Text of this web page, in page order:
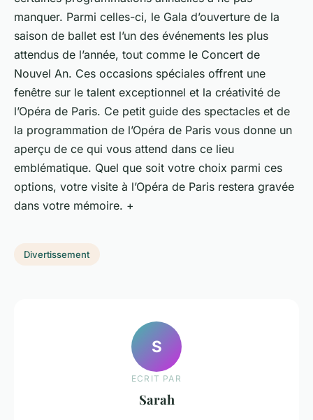
manquer. Parmi celles-ci, le Gala d’ouverture de la
saison de ballet est l’un des événements les plus
attendus de l’année, tout comme le Concert de
Nouvel An. Ces occasions spéciales offrent une
fenêtre sur le talent exceptionnel et la créativité de
l’Opéra de Paris. Ce petit guide des spectacles et de
la programmation de l’Opéra de Paris vous donne un
aperçu de ce qui vous attend dans ce lieu
emblématique. Quel que soit votre choix parmi ces
options, votre visite à l’Opéra de Paris restera gravée
dans votre mémoire. +
Divertissement
S
ECRIT PAR
Sarah